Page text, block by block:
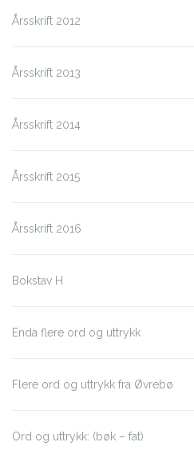
Årsskrift 2012
Årsskrift 2013
Årsskrift 2014
Årsskrift 2015
Årsskrift 2016
Bokstav H
Enda flere ord og uttrykk
Flere ord og uttrykk fra Øvrebø
Ord og uttrykk: (bøk – fat)